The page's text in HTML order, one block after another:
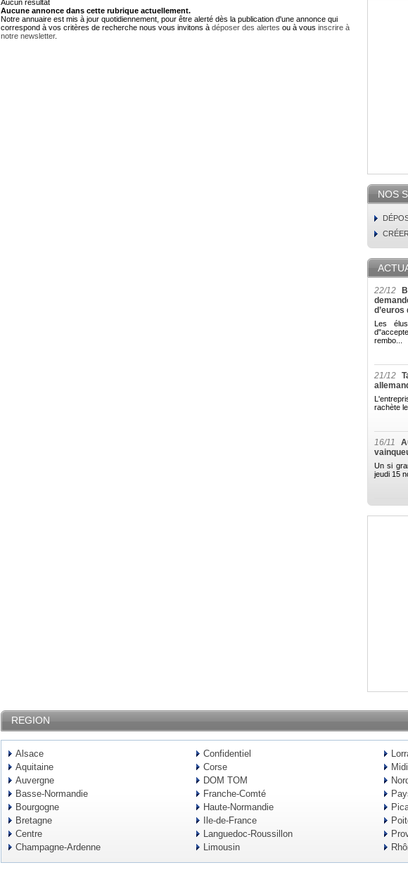
Aucun résultat
Aucune annonce dans cette rubrique actuellement.
Notre annuaire est mis à jour quotidiennement, pour être alerté dès la publication d'une annonce qui
correspond à vos critères de recherche nous vous invitons à déposer des alertes ou à vous inscrire à
notre newsletter.
NOS
22/12
d’euros
Les
rembo...
21/12
rachète
16/11
Un si
jeudi 15
REGION
Alsace
Aquitaine
Auvergne
Basse-Normandie
Bourgogne
Bretagne
Centre
Champagne-Ardenne
Confidentiel
Corse
DOM TOM
Franche-Comté
Haute-Normandie
Ile-de-France
Languedoc-Roussillon
Limousin